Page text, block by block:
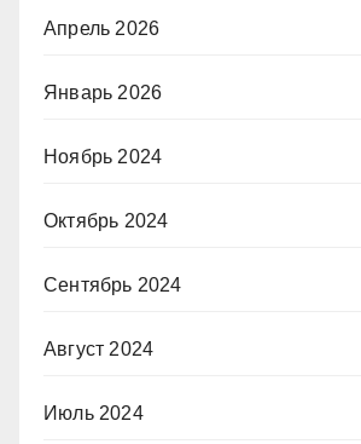
Апрель 2026
Январь 2026
Ноябрь 2024
Октябрь 2024
Сентябрь 2024
Август 2024
Июль 2024